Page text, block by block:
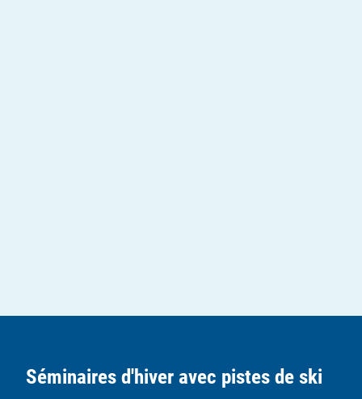
Séminaires d'hiver avec pistes de ski